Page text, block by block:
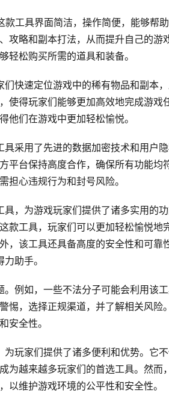
工具界面简洁，操作简便，能够帮
攻略和副本打法，从而提升自己的游
松购买所需的道具和装备。
快速定位游戏中的稀有物品和副本
使得玩家们能够更加高效地完成游戏
们在游戏中更加轻松愉悦。
采用了先进的数据加密技术和用户
平台保持高度合作，确保所有功能均
心违规行为和封号风险。
，为游戏玩家们提供了诸多实用的
款工具，玩家们可以更加轻松愉悦地
该工具还具备高度的安全性和可靠性
助手。
例如，一些不法分子可能会利用该
惕，选择正规渠道，并了解相关风险
安全性。
玩家们提供了诸多便利和优势。它
为越来越多玩家们的首选工具。然而
维护游戏环境的公平性和安全性。